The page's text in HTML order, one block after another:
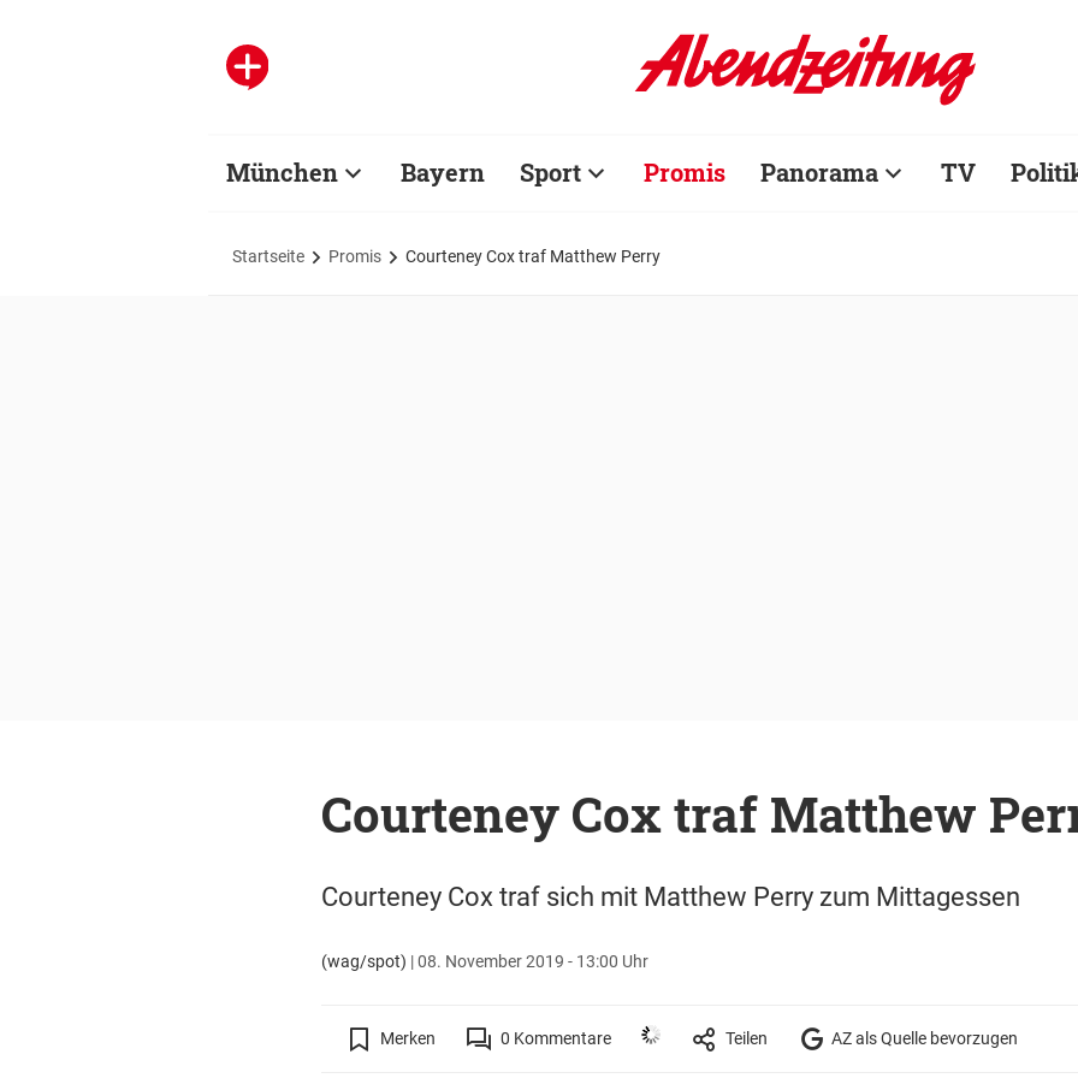
München Bayern Sport Promis Panorama TV
Startseite Promis Courteney Cox traf Matthew Perry
Courteney Cox traf Matthew
Courteney Cox traf sich mit Matthew Perry zum Mittagessen
(wag/spot) |08. November 2019 - 13:00 Uhr
Merken 0 Kommentare Teilen AZ als Quelle bevorzugen